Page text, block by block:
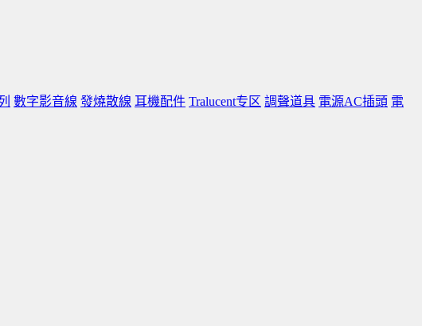
數字影音線 發燒散線 耳機配件 Tralucent专区 調聲道具 電源AC插頭 電